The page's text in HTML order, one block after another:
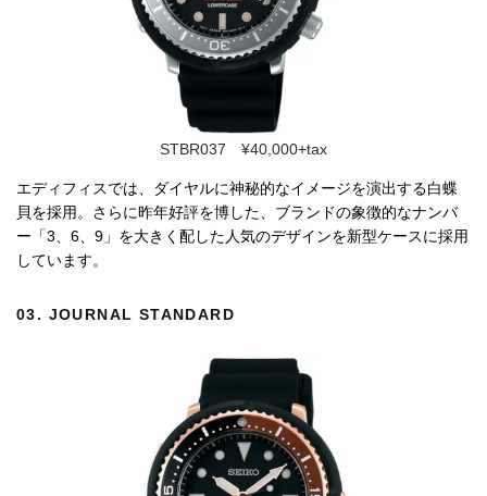
STBR037 ¥40,000+tax
エディフィスでは、ダイヤルに神秘的なイメージを演出する白蝶
貝を採用。さらに昨年好評を博した、ブランドの象徴的なナンバ
ー「3、6、9」を大きく配した人気のデザインを新型ケースに採用
しています。
03. JOURNAL STANDARD